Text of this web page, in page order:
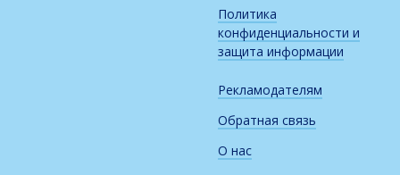
Политика
конфиденциальности и
защита информации
Рекламодателям
Обратная связь
О нас